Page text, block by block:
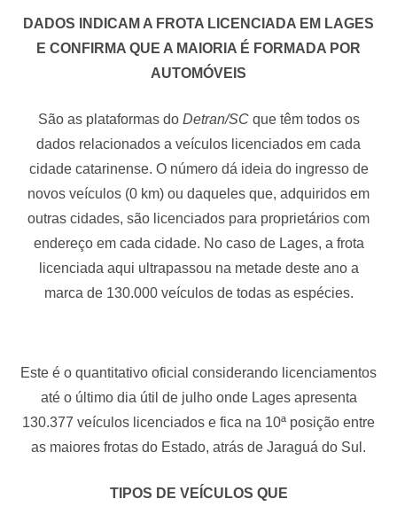
DADOS INDICAM A FROTA LICENCIADA EM LAGES
E CONFIRMA QUE A MAIORIA É FORMADA POR
AUTOMÓVEIS
São as plataformas do Detran/SC que têm todos os
dados relacionados a veículos licenciados em cada
cidade catarinense. O número dá ideia do ingresso de
novos veículos (0 km) ou daqueles que, adquiridos em
outras cidades, são licenciados para proprietários com
endereço em cada cidade. No caso de Lages, a frota
licenciada aqui ultrapassou na metade deste ano a
marca de 130.000 veículos de todas as espécies.
Este é o quantitativo oficial considerando licenciamentos
até o último dia útil de julho onde Lages apresenta
130.377 veículos licenciados e fica na 10ª posição entre
as maiores frotas do Estado, atrás de Jaraguá do Sul.
TIPOS DE VEÍCULOS QUE